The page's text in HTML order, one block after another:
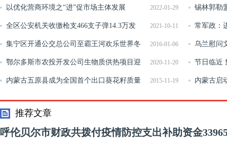
2022-01-29
以优化营商环境之“进”促市场主体发展
之“稳”去年我区日均新登记市场主体达到1057户
锡林郭勒
课”消防知
2021-10-11
全区公安机关收缴枪支466支子弹14.3万发 常军政：
2016-01-06
集宁区开通公交总公司至霸王河欢乐世界冬
季旅游专线
乌兰慰问
保重身体
2020-11-20
鄂尔多斯市农投开发公司生物质供热项目迎
势启航
节日临近
2015-11-19
内蒙古五原县成为全国首个出口葵花籽质量
示范区
内蒙古启
推荐文章
呼伦贝尔市财政共拨付疫情防控支出补助资金